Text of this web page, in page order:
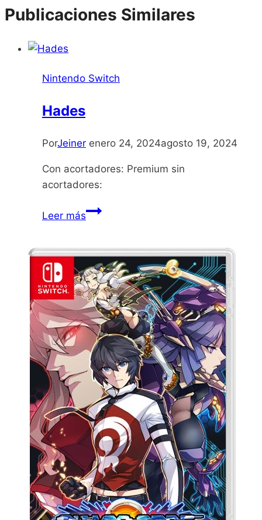
entrada:
Publicaciones Similares
Nintendo Switch
Hades
PorJeiner enero 24, 2024agosto 19, 2024
Con acortadores: Premium sin
acortadores:
Leer másHades